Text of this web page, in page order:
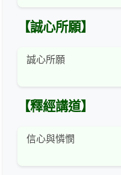
【誠心所願】
誠心所願
【釋經講道】
信心與憐憫